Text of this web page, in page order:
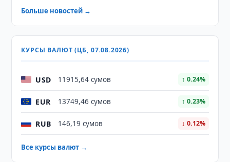
Больше новостей →
КУРСЫ ВАЛЮТ (ЦБ, 07.08.2026)
USD 11915,64 сумов ↑ 0.24%
EUR 13749,46 сумов ↑ 0.23%
RUB 146,19 сумов ↓ 0.12%
Все курсы валют →